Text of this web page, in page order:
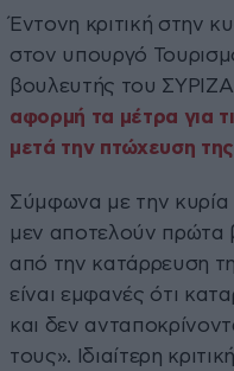
Έντονη κριτική στην
στον υπουργό
βουλευτής του
αφορμή τα μέτρα για
μετά την πτώχευση
Σύμφωνα με την κυρία
μεν αποτελούν πρώτα
από την κατάρρευση
είναι εμφανές ότι
και δεν
τους». Ιδιαίτερη